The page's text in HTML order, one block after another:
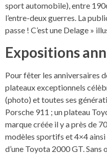
sport automobile), entre
l’entre-deux guerres. La
passe ! C’est une Delage »
Expositions
Pour fêter les anniversaires
plateaux exceptionnels
(photo) et toutes ses
Porsche 911 ; un plateau
marque créée il y a près de
modèles sportifs et 4×4
d’une Toyota 2000 GT.